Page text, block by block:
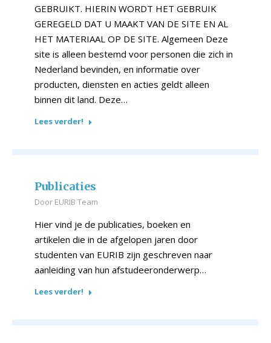
GEBRUIKT. HIERIN WORDT HET GEBRUIK
GEREGELD DAT U MAAKT VAN DE SITE EN AL
HET MATERIAAL OP DE SITE. Algemeen Deze
site is alleen bestemd voor personen die zich in
Nederland bevinden, en informatie over
producten, diensten en acties geldt alleen
binnen dit land. Deze…
Lees verder!
Publicaties
Door EURIB Team
Hier vind je de publicaties, boeken en
artikelen die in de afgelopen jaren door
studenten van EURIB zijn geschreven naar
aanleiding van hun afstudeeronderwerp…
Lees verder!